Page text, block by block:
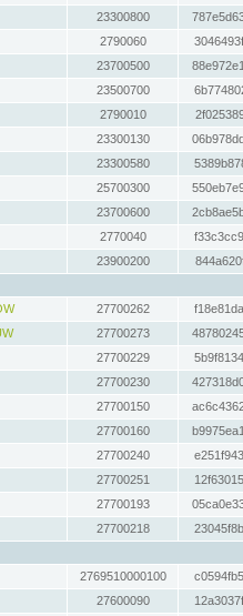
23300800
2790060
23700500
23500700
2790010
23300130
23300580
25700300
23700600
2770040
23900200
27700262
27700273
27700229
27700230
27700150
27700160
27700240
27700251
27700193
27700218
2769510000100
27600090